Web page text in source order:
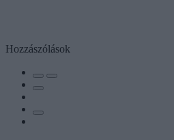
Hozzászólások